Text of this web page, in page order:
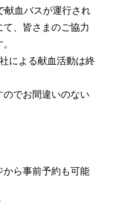
献血バスが運行され
、皆さまのご協力
による献血活動は終
でお間違いのない
から事前予約も可能